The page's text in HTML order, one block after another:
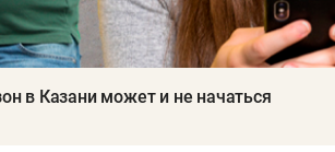
в Казани может и не начаться